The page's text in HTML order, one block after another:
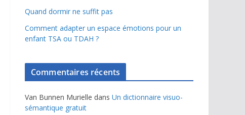
Quand dormir ne suffit pas
Comment adapter un espace émotions pour un
enfant TSA ou TDAH ?
Commentaires récents
Van Bunnen Murielle dans Un dictionnaire visuo-
sémantique gratuit